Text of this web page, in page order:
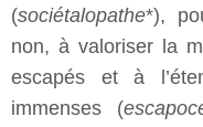
(sociétalopathe*),
non, à valoriser la
escapés et à
immenses (